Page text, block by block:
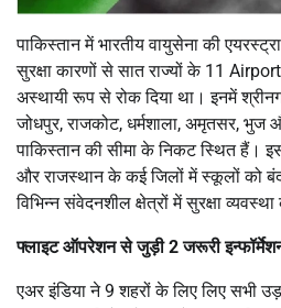
पाकिस्तान में भारतीय वायुसेना की
सुरक्षा कारणों से सात राज्यों के 11
अस्थायी रूप से रोक दिया था। इनमें
जोधपुर, राजकोट, धर्मशाला, अमृतसर, भुज
पाकिस्तान की सीमा के निकट स्थित हैं।
और राजस्थान के कई जिलों में स्कूलों को
विभिन्न संवेदनशील क्षेत्रों में सुरक्षा
फ्लाइट ऑपरेशन से जुड़ी 2 जरूरी
एअर इंडिया ने 9 शहरों के लिए लिए सभी